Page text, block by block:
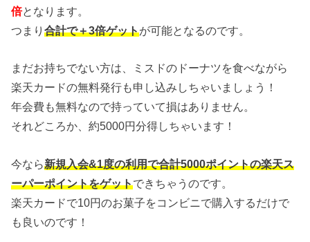
倍となります。
つまり合計で＋3倍ゲットが可能となるのです。
まだお持ちでない方は、ミスドのドーナツを食べながら
楽天カードの無料発行も申し込みしちゃいましょう！
年会費も無料なので持っていて損はありません。
それどころか、約5000円分得しちゃいます！
今なら新規入会&1度の利用で合計5000ポイントの楽天ス
ーパーポイントをゲットできちゃうのです。
楽天カードで10円のお菓子をコンビニで購入するだけで
も良いのです！